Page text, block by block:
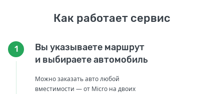
Как работает сервис
1
Вы указываете маршрут
и выбираете автомобиль
Можно заказать авто любой
вместимости — от Micro на двоих